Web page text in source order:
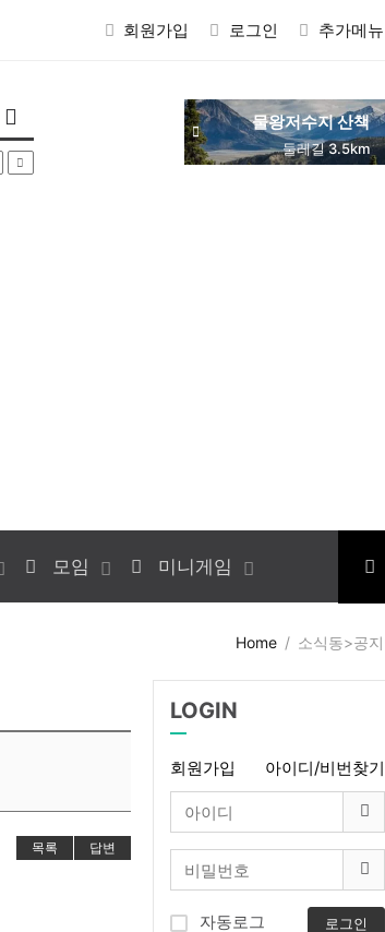
회원가입 로그인 추가메뉴
부동산
물왕저수지 산책
둘레길 3.5km
모임 미니게임
Home 소식동>공
목록 답변
LOGIN
회원가입 아이디/비번찾기
자동로그
로그인